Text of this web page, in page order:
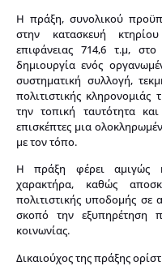
Η πράξη, συνολικού
στην κατασκευή
επιφάνειας 714,6 τ.μ,
δημιουργία ενός
συστηματική συλλογή,
πολιτιστικής κληρονομιάς
την τοπική ταυτότητα
επισκέπτες μια
με τον τόπο.
Η πράξη φέρει αμιγώς
χαρακτήρα, καθώς
πολιτιστικής υποδομής
σκοπό την εξυπηρέτηση
κοινωνίας.
Δικαιούχος της πράξης